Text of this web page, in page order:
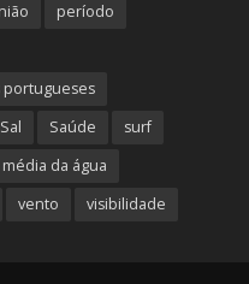
período
Sal Saúde
surf
da água
vento visibilidade